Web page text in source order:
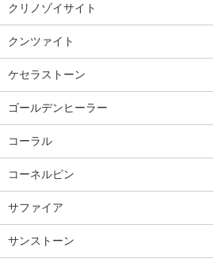
クリノゾイサイト
クンツァイト
ケセラストーン
ゴールデンヒーラー
コーラル
コーネルピン
サファイア
サンストーン